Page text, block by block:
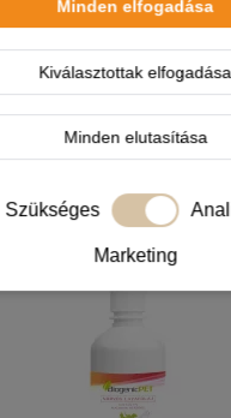
Minden elfogadása
Kiválasztottak elfogadása
Minden elutasítása
Szükséges
Marketing
BiogenicPet Humin Balance
5 990 Ft
-5%